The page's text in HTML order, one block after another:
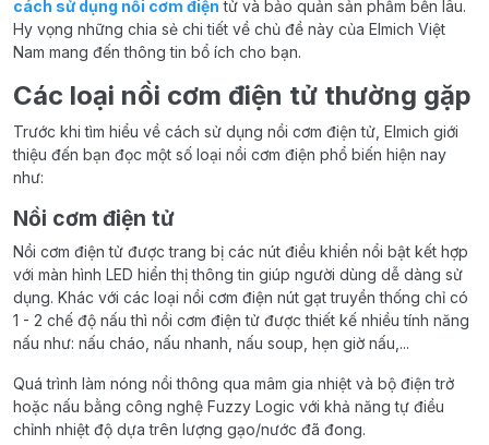
cách sử dụng nồi cơm điện tử và bảo quản sản phẩm bền lâu.
Hy vọng những chia sẻ chi tiết về chủ đề này của Elmich Việt
Nam mang đến thông tin bổ ích cho bạn.
Các loại nồi cơm điện tử thường gặp
Trước khi tìm hiểu về cách sử dụng nồi cơm điện tử, Elmich giới
thiệu đến bạn đọc một số loại nồi cơm điện phổ biến hiện nay
như:
Nồi cơm điện tử
Nồi cơm điện tử được trang bị các nút điều khiển nổi bật kết hợp
với màn hình LED hiển thị thông tin giúp người dùng dễ dàng sử
dụng. Khác với các loại nồi cơm điện nút gạt truyền thống chỉ có
1 - 2 chế độ nấu thì nồi cơm điện tử được thiết kế nhiều tính năng
nấu như: nấu cháo, nấu nhanh, nấu soup, hẹn giờ nấu,...
Quá trình làm nóng nồi thông qua mâm gia nhiệt và bộ điện trở
hoặc nấu bằng công nghệ Fuzzy Logic với khả năng tự điều
chỉnh nhiệt độ dựa trên lượng gạo/nước đã đong.